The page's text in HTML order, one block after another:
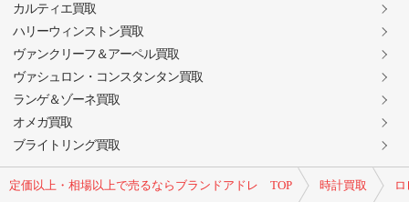
定価以上・相場以上で売るならブランドアドレ TOP 時計買取
カルティエ買取
ハリーウィンストン買取
ヴァンクリーフ＆アーペル買取
ヴァシュロン・コンスタンタン買取
ランゲ＆ゾーネ買取
オメガ買取
ブライトリング買取